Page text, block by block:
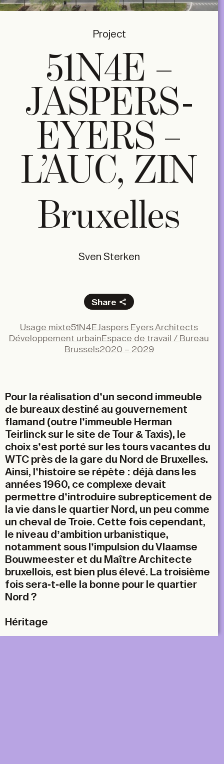
Project
51N4E –
JASPERS-
EYERS –
L’AUC, ZIN
Bruxelles
Sven Sterken
Share
X
LinkedIn
Usage mixte51N4E Jaspers Eyers Architects
Développement urbainEspace de travail / Bureau
Brussels2020 – 2029
Pour la réalisation d’un second immeuble
de bureaux destiné au gouvernement
flamand (outre l’immeuble Herman
Teirlinck sur le site de Tour & Taxis), le
choix s’est porté sur les tours vacantes du
WTC près de la gare du Nord de Bruxelles.
Ainsi, l’histoire se répète : déjà dans les
années 1960, ce complexe devait
permettre d’introduire subrepticement de
la vie dans le quartier Nord, un peu comme
un cheval de Troie. Cette fois cependant,
le niveau d’ambition urbanistique,
notamment sous l’impulsion du Vlaamse
Bouwmeester et du Maître Architecte
bruxellois, est bien plus élevé. La troisième
fois sera-t-elle la bonne pour le quartier
Nord ?
Héritage